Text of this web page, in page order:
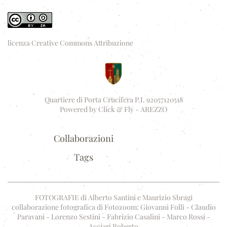
licenza Creative Commons Attribuzione
Quartiere di Porta Crucifera P.I. 92057120518
Powered byClick & Fly - AREZZO
Collaborazioni
Tags
FOTOGRAFIE di Alberto Santini e Maurizio Sbragi
collaborazione fotografica di Fotozoom: Giovanni Folli - Claudio
Paravani - Lorenzo Sestini - Fabrizio Casalini - Marco Rossi -